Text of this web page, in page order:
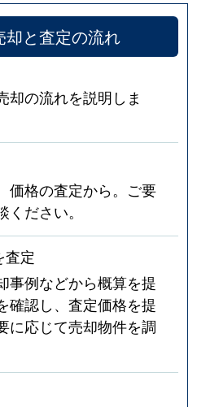
却と査定の流れ
却の流れを説明しま
価格の査定から。ご要
ださい。
査定
事例などから概算を提
確認し、査定価格を提
に応じて売却物件を調